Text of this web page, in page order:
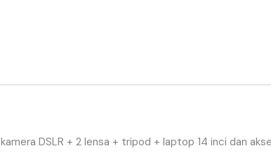
kamera DSLR + 2 lensa + tripod + laptop 14 inci dan